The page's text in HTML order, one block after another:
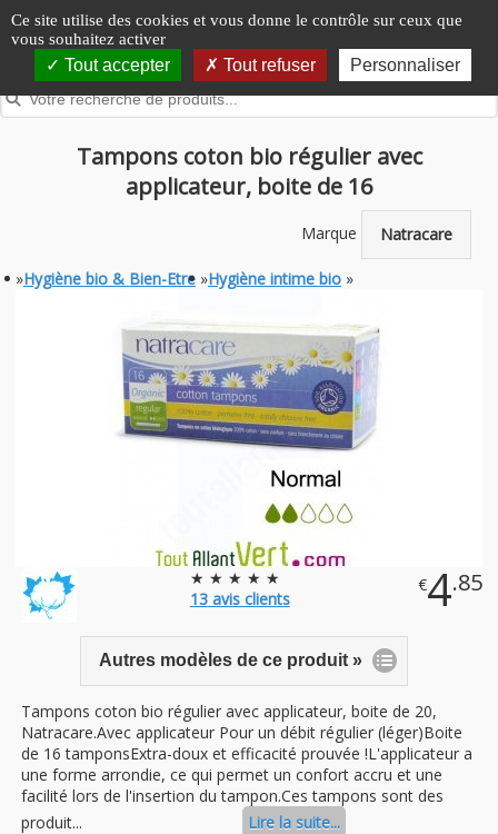
Panneau de gestion des cookies
Ce site utilise des cookies et vous donne le contrôle sur ceux que
vous souhaitez activer
Tout accepter Tout refuser Personnaliser
Tampons coton bio régulier avec
applicateur, boite de 16
Marque Natracare
»Hygiène bio & Bien-Etre »Hygiène intime bio »
★ ★ ★ ★ ★
13avis clients
€4.85
Autres modèles de ce produit »
Tampons coton bio régulier avec applicateur, boite de 20,
Natracare.Avec applicateur Pour un débit régulier (léger)Boite
de 16 tamponsExtra-doux et efficacité prouvée !L'applicateur a
une forme arrondie, ce qui permet un confort accru et une
facilité lors de l'insertion du tampon.Ces tampons sont des
produit...
Lire la suite...